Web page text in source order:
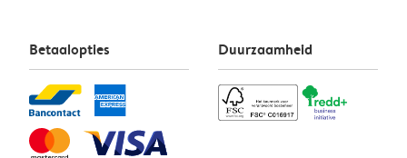
Betaalopties Duurzaamheid